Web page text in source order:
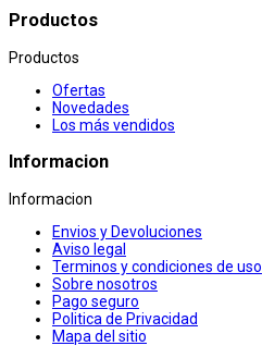
Productos
Productos
Ofertas
Novedades
Los más vendidos
Informacion
Informacion
Envios y Devoluciones
Aviso legal
Terminos y condiciones de uso
Sobre nosotros
Pago seguro
Politica de Privacidad
Mapa del sitio